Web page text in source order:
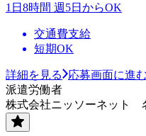
1日8時間 週5日からOK
交通費支給
短期OK
詳細を見る
応募画面に進む
派遣労働者
株式会社ニッソーネット